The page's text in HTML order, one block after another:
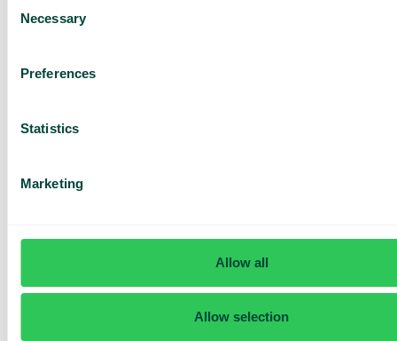
Selection
Necessary
Preferences
Statistics
Marketing
Allow all
Allow selection
Genomgång av våra
tjänster
företag
ditt team
Jag godkänner att ta emot
marknadsföring och
Skicka